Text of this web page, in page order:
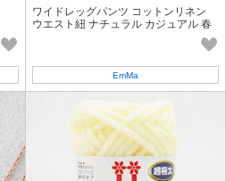
ワイドレッグパンツ コットンリネン
ウエスト紐 ナチュラル カジュアル 春
EmMa